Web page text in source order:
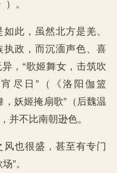
。
此，虽然北方是羌、
政，而沉湎声色、喜
，“歌姬舞女，击筑吹
尽日”（《洛阳伽篮
妖姬掩扇歌”（后魏温
并不比南朝逊色。
也很盛，甚至有专门
”。